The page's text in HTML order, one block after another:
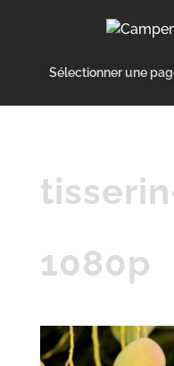
Sélectionner une
1080p